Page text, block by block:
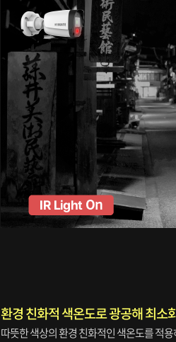
환경 친화적 색온도로 광공해 최소
따뜻한 색상의 환경 친화적인 색온도를 적